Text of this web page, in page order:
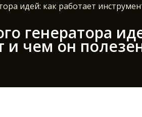
идей: как работает
генератора
и чем он